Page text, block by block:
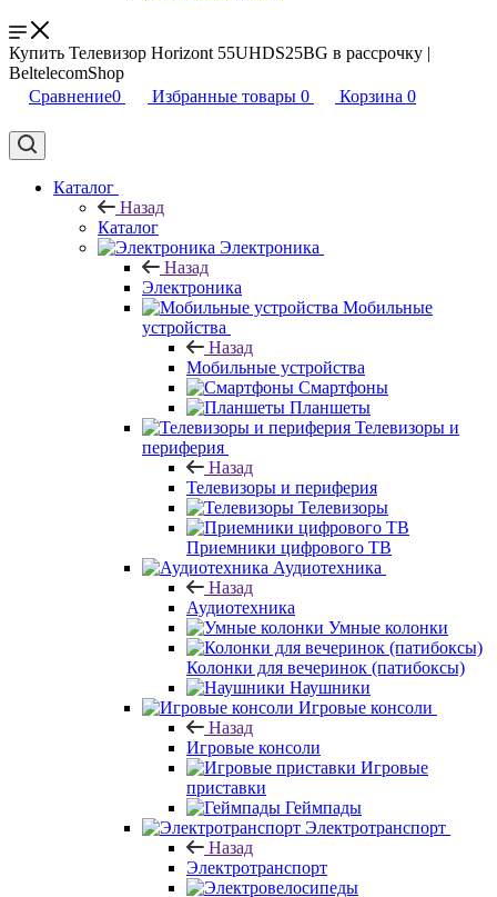
Купить Телевизор Horizont 55UHDS25BG в рассрочку |
BeltelecomShop
Сравнение0 Избранные товары 0 Корзина 0
Каталог
Назад
Каталог
Электроника
Назад
Электроника
Мобильные
устройства
Назад
Мобильные устройства
Смартфоны
Планшеты
Телевизоры и
периферия
Назад
Телевизоры и периферия
Телевизоры
Приемники цифрового ТВ
Аудиотехника
Назад
Аудиотехника
Умные колонки
Колонки для вечеринок (патибоксы)
Наушники
Игровые консоли
Назад
Игровые консоли
Игровые
приставки
Геймпады
Электротранспорт
Назад
Электротранспорт